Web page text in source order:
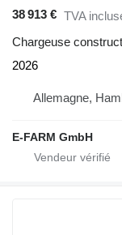
38 913 € TVA
Chargeuse
2026
Allemagne,
E-FARM GmbH